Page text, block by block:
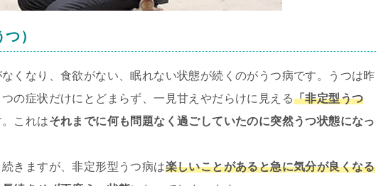
）
くなり、食欲がない、眠れない状態が続くのがうつ病です。うつは昨
の症状だけにとどまらず、一見甘えやだらけに見える「非定型うつ
これはそれまでに何も問題なく過ごしていたのに突然うつ状態になっ
きますが、非定形型うつ病は楽しいことがあると急に気分が良くなる